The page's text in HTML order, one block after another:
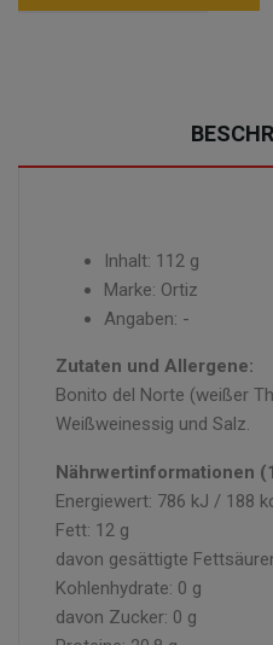
Inhalt: 112 g
Marke: Ortiz
Angaben: -
Zutaten und Allergene:
Bonito del Norte (weißer
Weißweinessig und Salz.
Nährwertinformationen
Energiewert: 786 kJ / 188
Fett: 12 g
davon gesättigte
Kohlenhydrate: 0 g
davon Zucker: 0 g